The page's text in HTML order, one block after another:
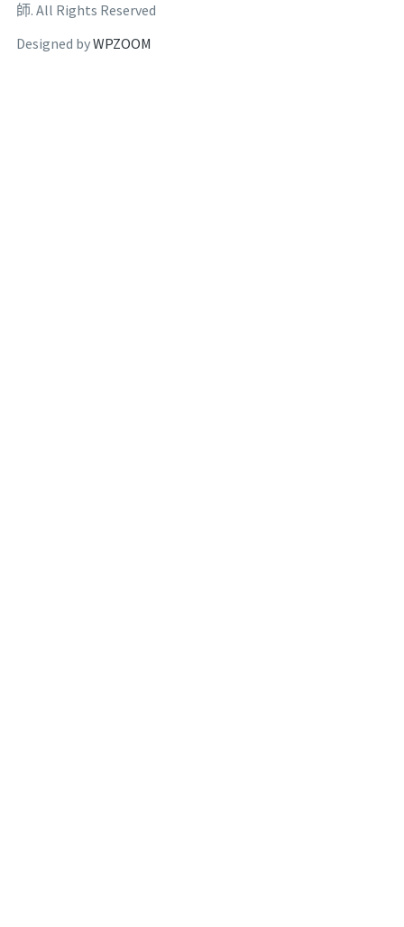
師. All Rights Reserved
Designed byWPZOOM